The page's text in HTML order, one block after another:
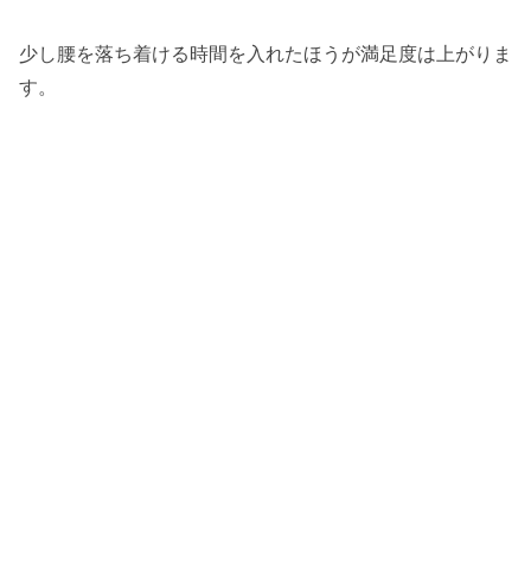
少し腰を落ち着ける時間を入れたほうが満足度は上がりま
す。